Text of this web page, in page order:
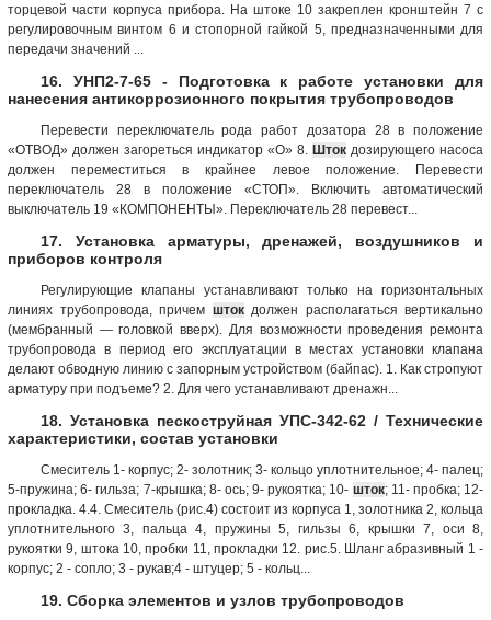
торцевой части корпуса прибора. На штоке 10 закреплен кронштейн 7 с
регулировочным винтом 6 и стопорной гайкой 5, предназначенными для
передачи значений ...
16. УНП2-7-65 - Подготовка к работе установки для
нанесения антикоррозионного покрытия трубопроводов
Перевести переключатель рода работ дозатора 28 в положение
«ОТВОД» должен загореться индикатор «О» 8. Шток дозирующего насоса
должен переместиться в крайнее левое положение. Перевести
переключатель 28 в положение «СТОП». Включить автоматический
выключатель 19 «КОМПОНЕНТЫ». Переключатель 28 перевест...
17. Установка арматуры, дренажей, воздушников и
приборов контроля
Регулирующие клапаны устанавливают только на горизонтальных
линиях трубопровода, причем штокдолжен располагаться вертикально
(мембранный — головкой вверх). Для возможности проведения ремонта
трубопровода в период его эксплуатации в местах установки клапана
делают обводную линию с запорным устройством (байпас). 1. Как стропуют
арматуру при подъеме? 2. Для чего устанавливают дренажн...
18. Установка пескоструйная УПС-342-62 / Технические
характеристики, состав установки
Смеситель 1- корпус; 2- золотник; 3- кольцо уплотнительное; 4- палец;
5-пружина; 6- гильза; 7-крышка; 8- ось; 9- рукоятка; 10- шток; 11- пробка; 12-
прокладка. 4.4. Смеситель (рис.4) состоит из корпуса 1, золотника 2, кольца
уплотнительного 3, пальца 4, пружины 5, гильзы 6, крышки 7, оси 8,
рукоятки 9, штока 10, пробки 11, прокладки 12. рис.5. Шланг абразивный 1 -
корпус; 2 - сопло; 3 - рукав;4 - штуцер; 5 - кольц...
19. Сборка элементов и узлов трубопроводов